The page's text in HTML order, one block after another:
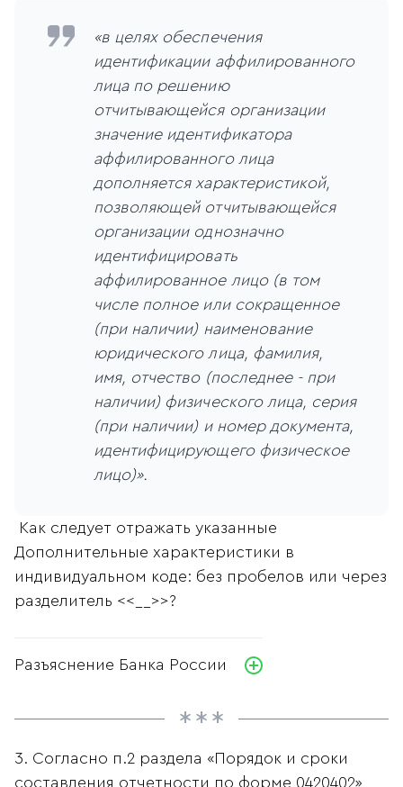
«в целях обеспечения
идентификации аффилированного
лица по решению
отчитывающейся организации
значение идентификатора
аффилированного лица
дополняется характеристикой,
позволяющей отчитывающейся
организации однозначно
идентифицировать
аффилированное лицо (в том
числе полное или сокращенное
(при наличии) наименование
юридического лица, фамилия,
имя, отчество (последнее - при
наличии) физического лица, серия
(при наличии) и номер документа,
идентифицирующего физическое
лицо)».
Как следует отражать указанные
Дополнительные характеристики в
индивидуальном коде: без пробелов или через
разделитель <<__>>?
Разъяснение Банка России
3. Согласно п.2 раздела «Порядок и сроки
составления отчетности по форме 0420402»